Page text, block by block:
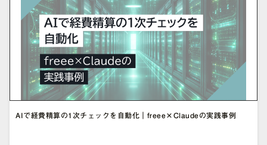
AIで経費精算の1次チェックを自動化｜freee×Claudeの実践事例